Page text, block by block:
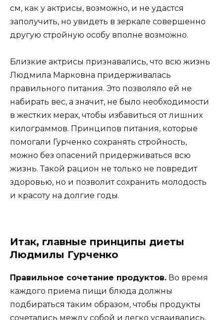
см, как у актрисы, возможно, и не удастся
заполучить, но увидеть в зеркале совершенно
другую стройную особу вполне возможно.
Близкие актрисы признавались, что всю жизнь
Людмила Марковна придерживалась
правильного питания. Это позволяло ей не
набирать вес, а значит, не было необходимости
в жестких мерах, чтобы избавиться от лишних
килограммов. Принципов питания, которые
помогали Гурченко сохранять стройность,
можно без опасений придерживаться всю
жизнь. Такой рацион не только не повредит
здоровью, но и позволит сохранить молодость
и красоту на долгие годы.
Итак, главные принципы диеты
Людмилы Гурченко
Правильное сочетание продуктов. Во время
каждого приема пищи блюда должны
подбираться таким образом, чтобы продукты
сочетались между собой и легко усваивались,